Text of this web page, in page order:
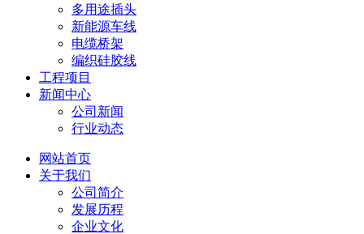
多用途插头
新能源车线
电缆桥架
编织硅胶线
工程项目
新闻中心
公司新闻
行业动态
网站首页
关于我们
公司简介
发展历程
企业文化